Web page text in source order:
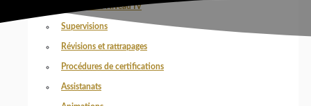
Documents Niveau IV
Supervisions
Révisions et rattrapages
Procédures de certifications
Assistanats